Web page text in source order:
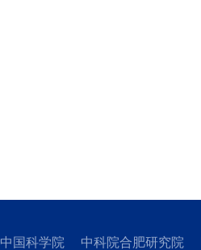
中国科学院 中科院合肥研究院